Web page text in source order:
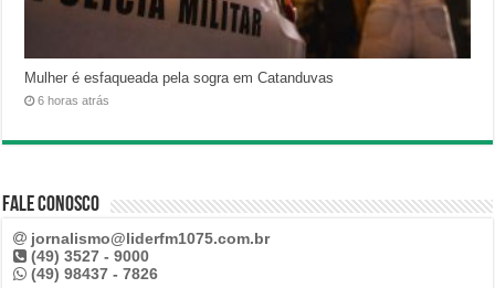
Mulher é esfaqueada pela sogra em Catanduvas
6 horas atrás
Fale Conosco
jornalismo@liderfm1075.com.br
(49) 3527 - 9000
(49) 98437 - 7826